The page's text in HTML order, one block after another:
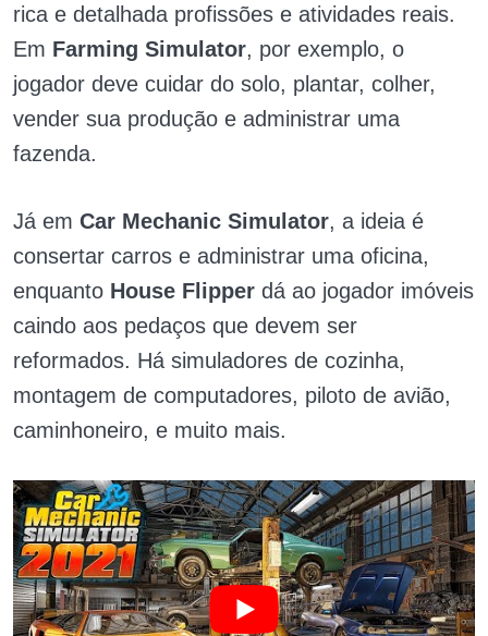
rica e detalhada profissões e atividades reais.
Em Farming Simulator, por exemplo, o
jogador deve cuidar do solo, plantar, colher,
vender sua produção e administrar uma
fazenda.
Já em Car Mechanic Simulator, a ideia é
consertar carros e administrar uma oficina,
enquanto House Flipper dá ao jogador imóveis
caindo aos pedaços que devem ser
reformados. Há simuladores de cozinha,
montagem de computadores, piloto de avião,
caminhoneiro, e muito mais.